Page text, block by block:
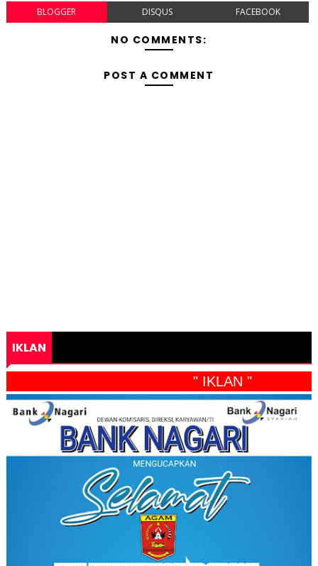
BLOGGER DISQUS FACEBOOK
NO COMMENTS:
POST A COMMENT
IKLAN
" IKLAN "